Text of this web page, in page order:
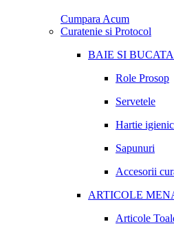
Cumpara Acum
Curatenie si Protocol
BAIE SI
Role Prosop
Servetele
Hartie
Sapunuri
Accesorii
ARTICOLE
Articole